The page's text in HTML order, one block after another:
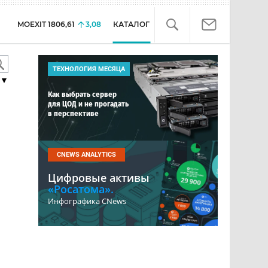
MOEXIT 1806,61 3,08 КАТАЛОГ
ТЕХНОЛОГИЯ МЕСЯЦА
Как выбрать сервер
для ЦОД и не прогадать
в перспективе
CNEWS ANALYTICS
Цифровые активы
«Росатома».
Инфографика CNews